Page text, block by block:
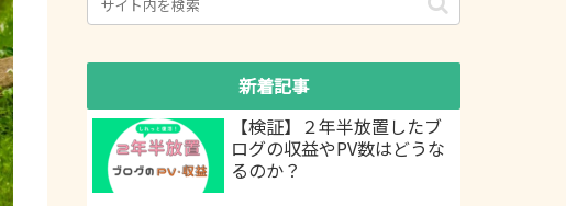
新着記事
【検証】２年半放置したブ
ログの収益やPV数はどうな
るのか？